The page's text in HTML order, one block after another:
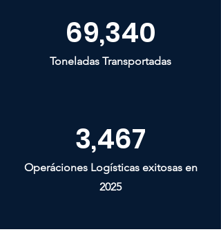
69,340
Toneladas Transportadas
3,467
Operáciones Logísticas exitosas en
2025